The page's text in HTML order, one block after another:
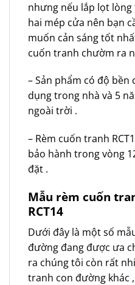
nhưng nếu lắp lọt
hai mép cửa nên bạn
muốn cản sáng tốt
cuốn tranh chườm ra
– Sản phẩm có độ bền
dụng trong nhà và 5
ngoài trời .
– Rèm cuốn tranh
bảo hành trong vòng
đặt .
Mẫu rèm cuốn
RCT14
Dưới đây là một số
đường đang được ưa
ra chúng tôi còn rất
tranh con đường khác